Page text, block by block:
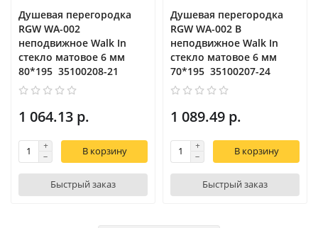
Душевая перегородка
RGW WA-002
неподвижное Walk In
cтекло матовое 6 мм
80*195 35100208-21
1 064.13 р.
В корзину
Быстрый заказ
Душевая перегородка
RGW WA-002 B
неподвижное Walk In
cтекло матовое 6 мм
70*195 35100207-24
1 089.49 р.
В корзину
Быстрый заказ